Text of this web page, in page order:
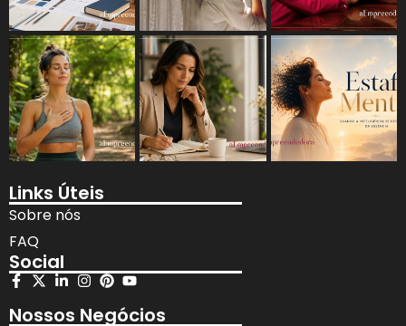
Links Úteis
Sobre nós
FAQ
Social
Nossos Negócios